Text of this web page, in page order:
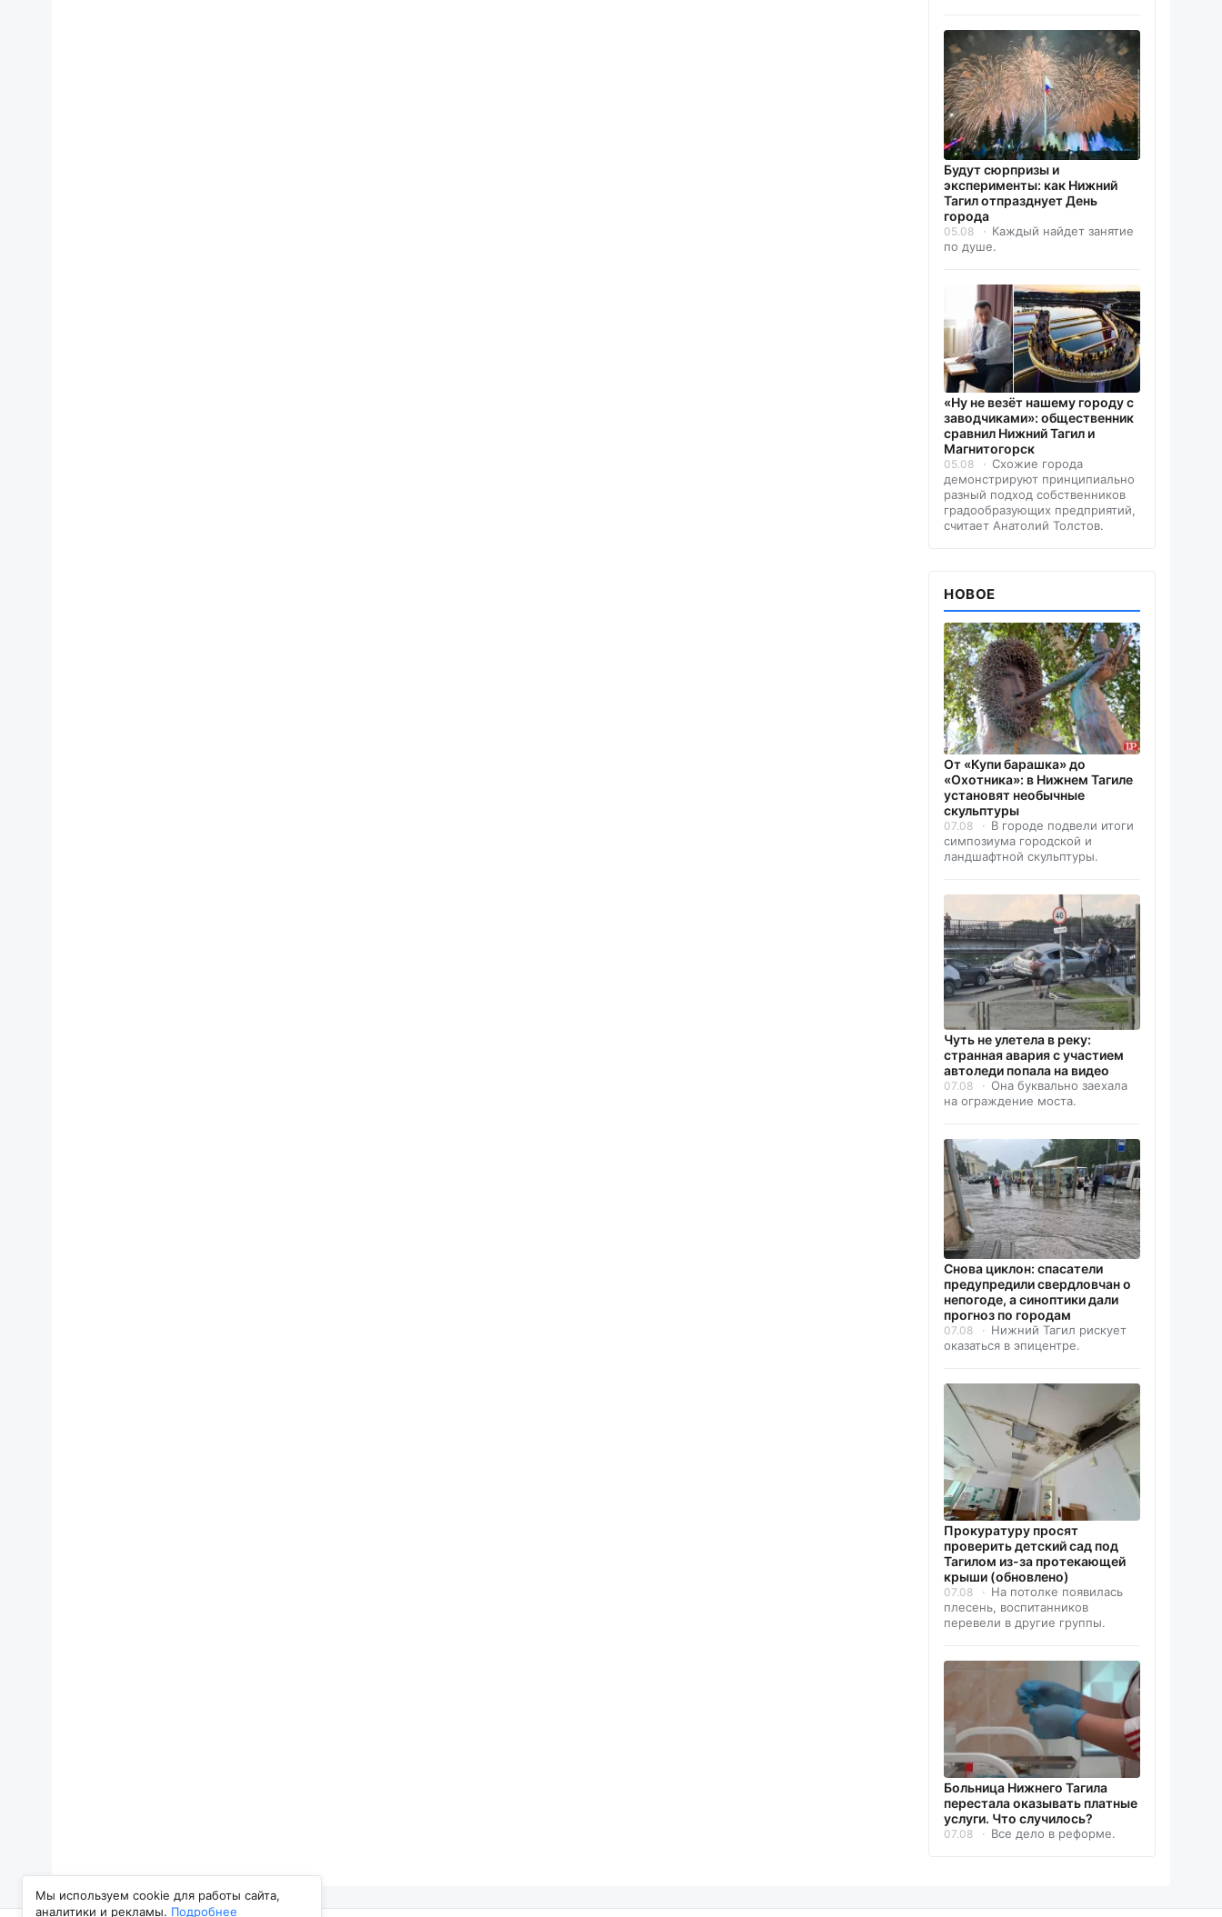
Мы используем cookie для работы сайта,
аналитики и рекламы. Подробнее
Будут сюрпризы и
эксперименты: как Нижний
Тагил отпразднует День
города
05.08
Каждый найдет занятие
по душе.
«Ну не везёт нашему городу с
заводчиками»: общественник
сравнил Нижний Тагил и
Магнитогорск
05.08
Схожие города
демонстрируют принципиально
разный подход собственников
градообразующих предприятий,
считает Анатолий Толстов.
НОВОЕ
От «Купи барашка» до
«Охотника»: в Нижнем Тагиле
установят необычные
скульптуры
07.08
В городе подвели итоги
симпозиума городской и
ландшафтной скульптуры.
Чуть не улетела в реку:
странная авария с участием
автоледи попала на видео
07.08
Она буквально заехала
на ограждение моста.
Снова циклон: спасатели
предупредили свердловчан о
непогоде, а синоптики дали
прогноз по городам
07.08
Нижний Тагил рискует
оказаться в эпицентре.
Прокуратуру просят
проверить детский сад под
Тагилом из-за протекающей
крыши (обновлено)
07.08
На потолке появилась
плесень, воспитанников
перевели в другие группы.
Больница Нижнего Тагила
перестала оказывать платные
услуги. Что случилось?
07.08 Все дело в реформе.